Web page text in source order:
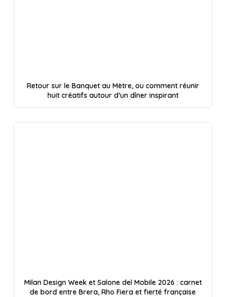
Retour sur le Banquet au Mètre, ou comment réunir
huit créatifs autour d’un dîner inspirant
Milan Design Week et Salone del Mobile 2026 : carnet
de bord entre Brera, Rho Fiera et fierté française